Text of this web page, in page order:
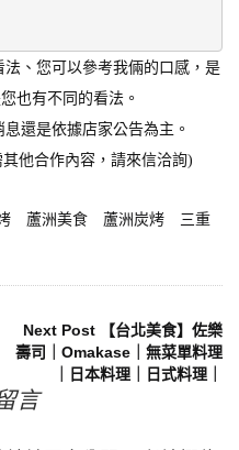
、您可以參考我倆的口感，是
也有不同的看法。
還是依據店家公告為主。
他合作內容，請來信洽詢)
蘆洲美食 蘆洲炭烤
三重
Next Post 【台北美食】佐樂
壽司｜Omakase｜無菜單料理
｜日本料理｜日式料理｜
言